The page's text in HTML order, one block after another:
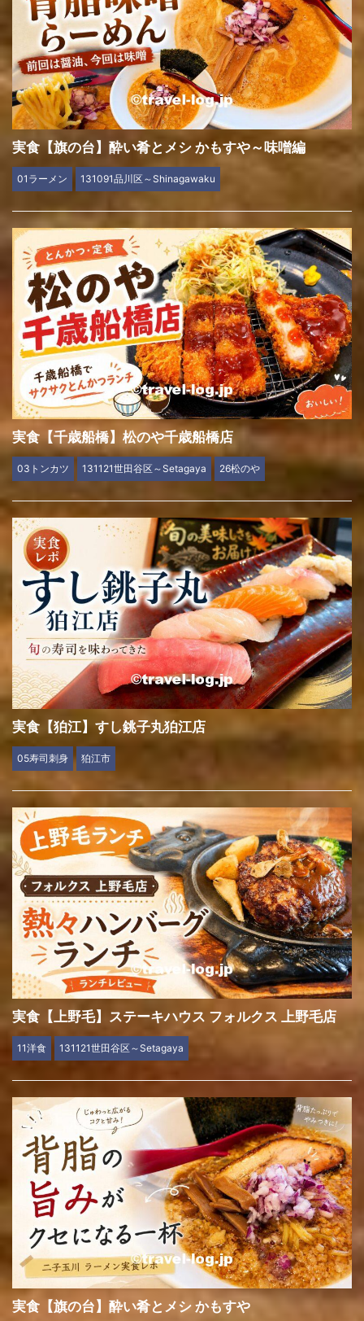
実食【旗の台】酔い肴とメシ かもすや～味噌編
01ラーメン 131091品川区～Shinagawaku
実食【千歳船橋】松のや千歳船橋店
03トンカツ 131121世田谷区～Setagaya 26松のや
実食【狛江】すし銚子丸狛江店
05寿司刺身 狛江市
実食【上野毛】ステーキハウス フォルクス 上野毛店
11洋食 131121世田谷区～Setagaya
実食【旗の台】酔い肴とメシ かもすや